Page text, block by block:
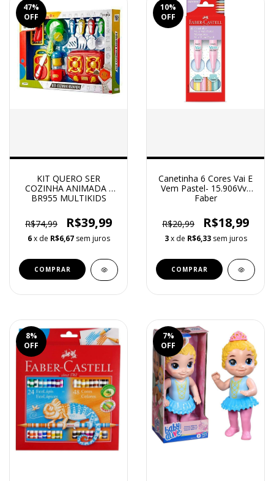
47%
OFF
KIT QUERO SER
COZINHA ANIMADA -
BR955 MULTIKIDS
R$74,99 R$39,99
6 x de R$6,67 sem juros
10%
OFF
Canetinha 6 Cores Vai E
Vem Pastel- 15.906Vvz
Faber
R$20,99 R$18,99
3 x de R$6,33 sem juros
8%
OFF
7%
OFF